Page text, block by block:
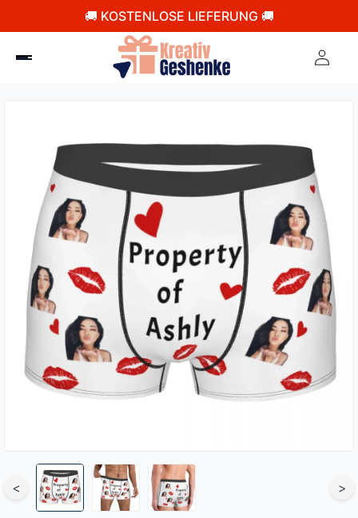
🚚 KOSTENLOSE LIEFERUNG 🚚
< >